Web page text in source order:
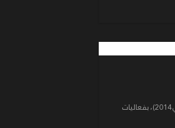
أحيا آلاف البحرينيين يوم عاشوراء، أمس الثلثاء (4 نوفمبر/ تشرين الثاني 2014)، بفعاليات